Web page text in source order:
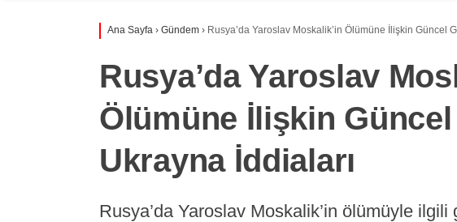
Ana Sayfa › Gündem › Rusya’da Yaroslav Moskalik’in Ölümüne İlişkin Güncel
Rusya’da Yaroslav
Ölümüne İlişkin
Ukrayna İddiaları
Rusya’da Yaroslav Moskalik’in ölümüyle